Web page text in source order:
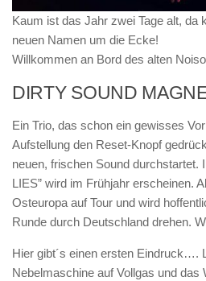
Kaum ist das Jahr zwei Tage alt, da
neuen Namen um die Ecke!
Willkommen an Bord des alten
DIRTY SOUND
Ein Trio, das schon ein gewisses
Aufstellung den Reset-Knopf
neuen, frischen Sound durchstartet.
LIES” wird im Frühjahr erscheinen.
Osteuropa auf Tour und wird
Runde durch Deutschland drehen.
Hier gibt´s einen ersten Eindruck….
Nebelmaschine auf Vollgas und das